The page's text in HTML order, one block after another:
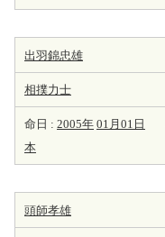
出羽錦忠雄
相撲力士
命日 : 2005年 01月01日
本
頭師孝雄